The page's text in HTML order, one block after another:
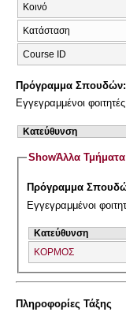
Κοινό
Κατάσταση
Course ID
Πρόγραμμα Σπουδών:
Εγγεγραμμένοι
Κατεύθυνση
ShowΆλλα Τμήματα
Πρόγραμμα
Εγγεγραμμένοι
Κατεύθυνση
ΚΟΡΜΟΣ
Πληροφορίες Τάξης